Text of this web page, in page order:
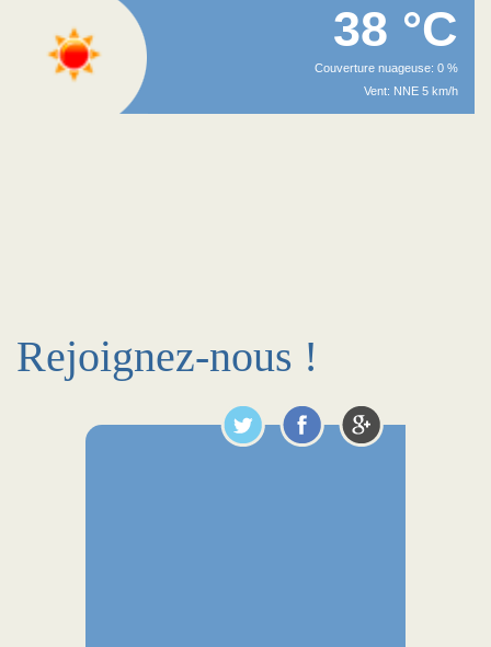
38 °C
Couverture nuageuse: 0 %
Vent: NNE 5 km/h
Rejoignez-nous !